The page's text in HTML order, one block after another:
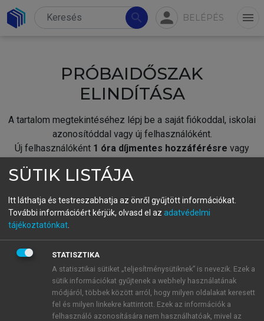
search person BELÉPÉS menu
PRÓBAIDŐSZAK
ELINDÍTÁSA
A tartalom megtekintéséhez lépj be a saját fiókoddal, iskolai
azonosítóddal vagy új felhasználóként.
Új felhasználóként 1 óra díjmentes hozzáférésre vagy
fiókoddal,vagy hozz létre új fiókot.
A regisztráció után apróbaidőszakautomatikusan
BELÉPÉS SAJÁT FIÓKKAL
ÚJ FIÓK LÉTREHOZÁSA
1 óra díjmentes hozzáférés
SÜTIK LISTÁJA
Itt láthatja és testreszabhatja az önről gyűjtött információkat.
További információért kérjük, olvasd el az adatvédelmi
tájékoztatónkat
STATISZTIKA
A statisztikai sütiket „teljesítménysütiknek” is nevezik. Ezek a
sütik információkat gyűjtenek a webhely használatának
módjáról, többek között arról, hogy milyen oldalakat keresett
fel és milyen linkekre kattintott. Ezek az információk a
felhasználó azonosítására nem használhatóak, mivel az